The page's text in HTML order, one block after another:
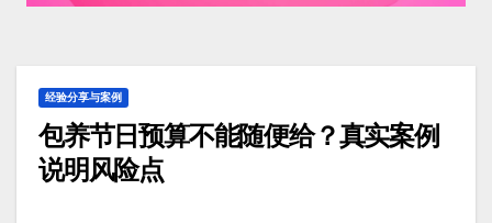
经验分享与案例
包养节日预算不能随便给？真实案例
说明风险点